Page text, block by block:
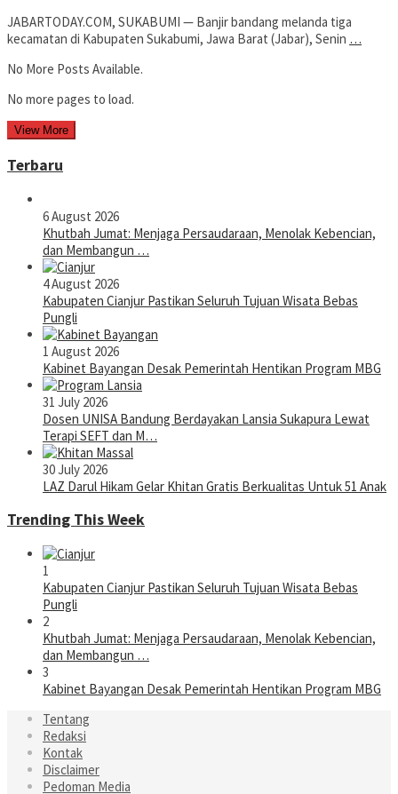
JABARTODAY.COM, SUKABUMI — Banjir bandang melanda tiga
kecamatan di Kabupaten Sukabumi, Jawa Barat (Jabar), Senin …
No More Posts Available.
No more pages to load.
View More
Terbaru
6 August 2026
Khutbah Jumat: Menjaga Persaudaraan, Menolak Kebencian,
dan Membangun …
4 August 2026
Kabupaten Cianjur Pastikan Seluruh Tujuan Wisata Bebas
Pungli
1 August 2026
Kabinet Bayangan Desak Pemerintah Hentikan Program MBG
31 July 2026
Dosen UNISA Bandung Berdayakan Lansia Sukapura Lewat
Terapi SEFT dan M…
30 July 2026
LAZ Darul Hikam Gelar Khitan Gratis Berkualitas Untuk 51 Anak
Trending This Week
1
Kabupaten Cianjur Pastikan Seluruh Tujuan Wisata Bebas
Pungli
2
Khutbah Jumat: Menjaga Persaudaraan, Menolak Kebencian,
dan Membangun …
3
Kabinet Bayangan Desak Pemerintah Hentikan Program MBG
Tentang
Redaksi
Kontak
Disclaimer
Pedoman Media